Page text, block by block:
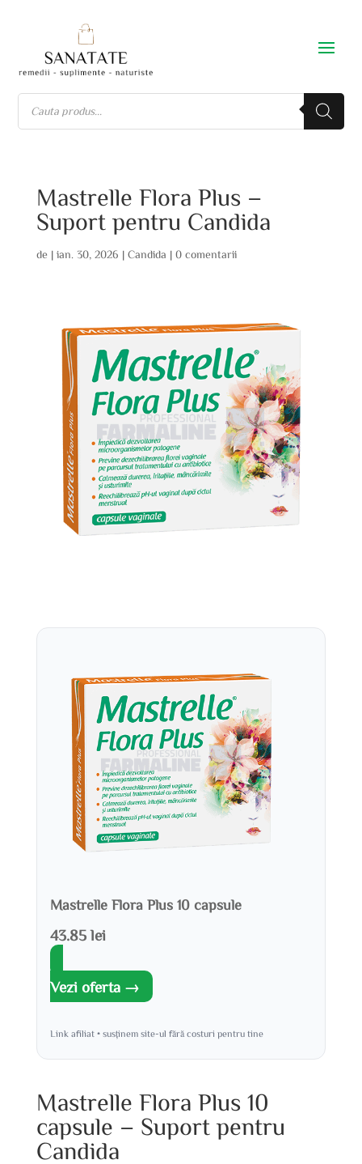
Mastrelle Flora Plus –
Suport pentru Candida
de | ian. 30, 2026 | Candida | 0 comentarii
Mastrelle Flora Plus 10 capsule
43.85 lei
Vezi oferta →
Link afiliat • susținem site-ul fără costuri pentru tine
Mastrelle Flora Plus 10
capsule – Suport pentru
Candida